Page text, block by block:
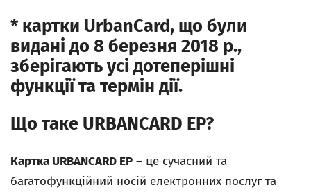
* картки UrbanCard, що були
видані до 8 березня 2018 р.,
зберігають усі дотеперішні
функції та термін дії.
Що таке URBANCARD EP?
Картка URBANCARD EP – це сучасний та
багатофункційний носій електронних послуг та